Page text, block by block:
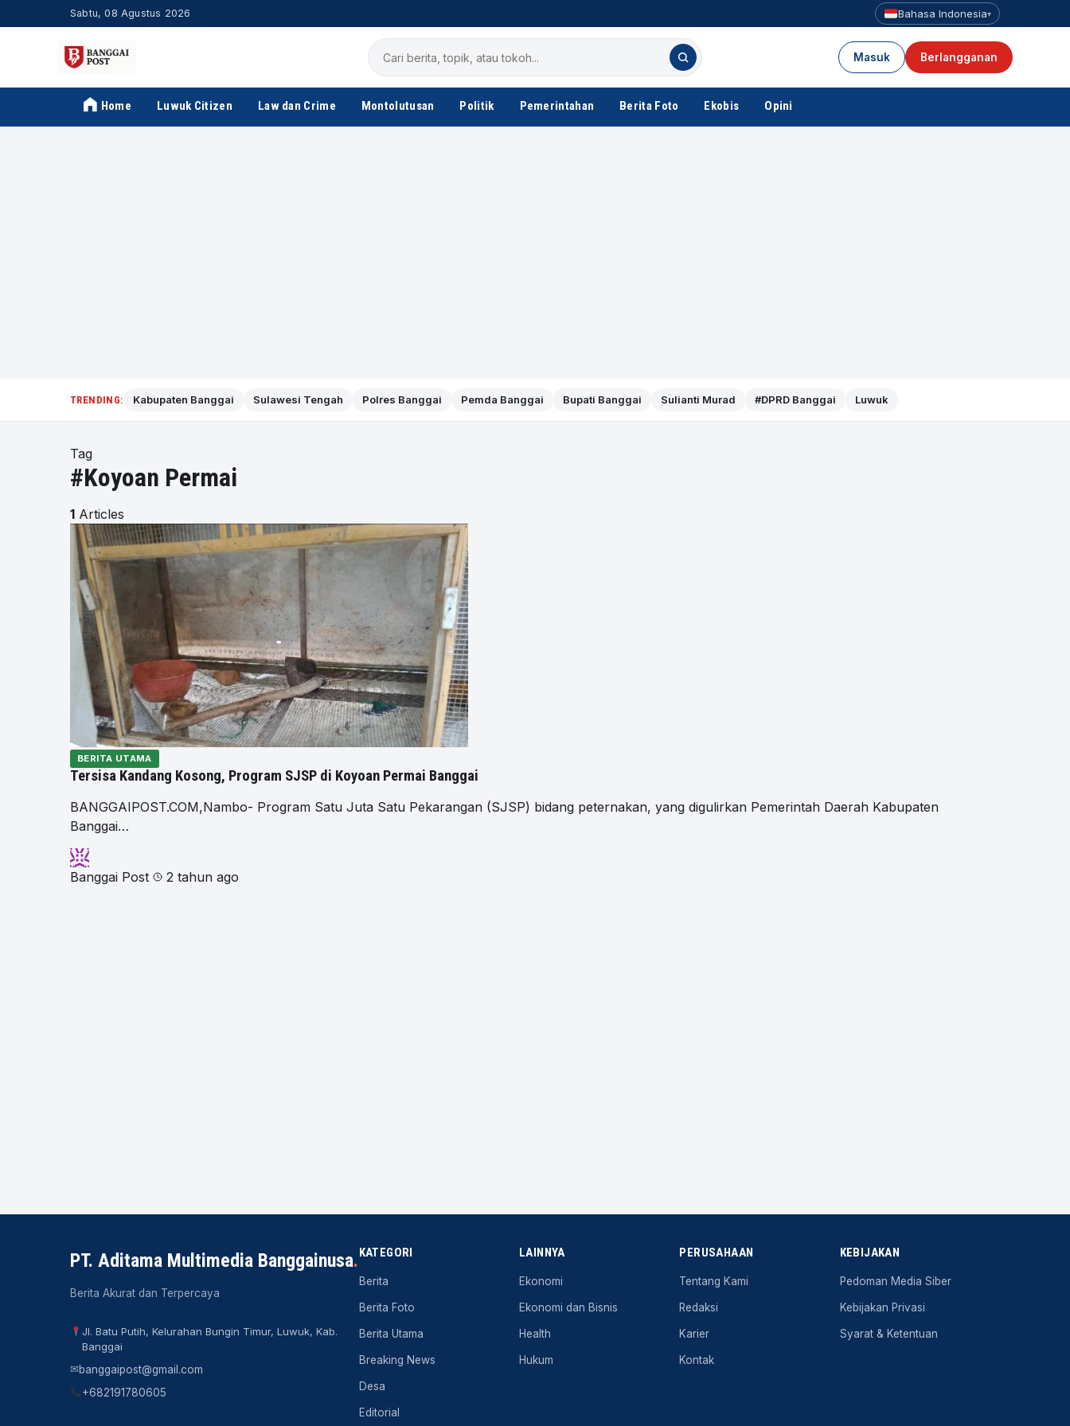
Sabtu, 08 Agustus 2026 Bahasa Indonesia▾
Cari
berita
Masuk Berlangganan
Home Luwuk Citizen Law dan Crime Montolutusan Politik Pemerintahan Berita Foto Ekobis Opini
TRENDING: Kabupaten Banggai Sulawesi Tengah Polres Banggai Pemda Banggai Bupati Banggai Sulianti Murad #DPRD Banggai Luwuk
Tag
#Koyoan Permai
1 Articles
BERITA UTAMA
Tersisa Kandang Kosong, Program SJSP di Koyoan Permai Banggai
BANGGAIPOST.COM,Nambo- Program Satu Juta Satu Pekarangan (SJSP) bidang peternakan, yang digulirkan Pemerintah Daerah Kabupaten
Banggai…
Banggai Post 2 tahun ago
PT. Aditama Multimedia Banggainusa.
Berita Akurat dan Terpercaya
Jl. Batu Putih, Kelurahan Bungin Timur, Luwuk, Kab.
Banggai
✉banggaipost@gmail.com
+682191780605
KATEGORI
Berita
Berita Foto
Berita Utama
Breaking News
Desa
Editorial
LAINNYA
Ekonomi
Ekonomi dan Bisnis
Health
Hukum
PERUSAHAAN
Tentang Kami
Redaksi
Karier
Kontak
KEBIJAKAN
Pedoman Media Siber
Kebijakan Privasi
Syarat & Ketentuan